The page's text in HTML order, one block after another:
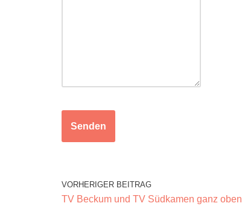
Senden
VORHERIGER BEITRAG
TV Beckum und TV Südkamen ganz oben